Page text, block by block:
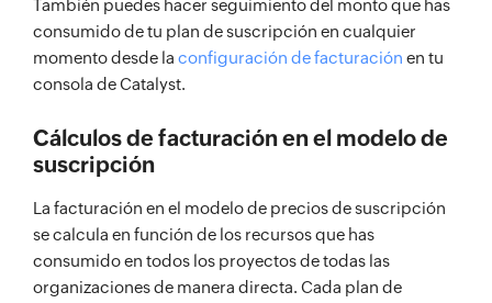
También puedes hacer seguimiento del monto que has
consumido de tu plan de suscripción en cualquier
momento desde la configuración de facturación en tu
consola de Catalyst.
Cálculos de facturación en el modelo de
suscripción
La facturación en el modelo de precios de suscripción
se calcula en función de los recursos que has
consumido en todos los proyectos de todas las
organizaciones de manera directa. Cada plan de